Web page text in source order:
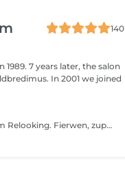
140
7 years later, the salon
In 2001 we joined
Mir verwinnen är Aaperhoer mat engem Relooking. Fierwen, zupfen an stylen. Vielleicht hudd dir io och Loscht se zeliften?